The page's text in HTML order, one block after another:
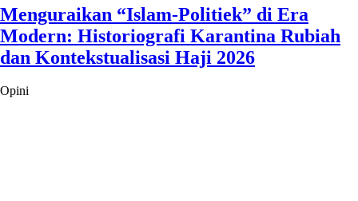
Menguraikan “Islam-Politiek” di Era
Modern: Historiografi Karantina Rubiah
dan Kontekstualisasi Haji 2026
Opini